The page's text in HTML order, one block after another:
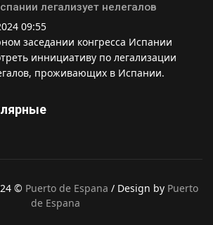
легализует нелегалов
09:55
заседании конгресса Испании
иннициативу по легализации
проживающих в Испании.
© Puerto de Espana / Design by Puerto
de Espana